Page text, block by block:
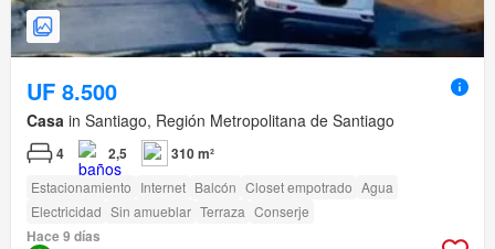
UF 8.500
Casa in Santiago, Región Metropolitana de Santiago
4 2,5 310 m²
Estacionamiento Internet Balcón Closet empotrado Agua
Electricidad Sin amueblar Terraza Conserje
Hace 9 días